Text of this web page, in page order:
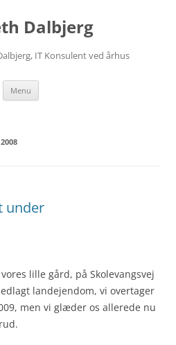
Dalbjerg
IT Konsulent ved århus
Menu
under
lille gård, på Skolevangsvej
landejendom, vi overtager
men vi glæder os allerede nu